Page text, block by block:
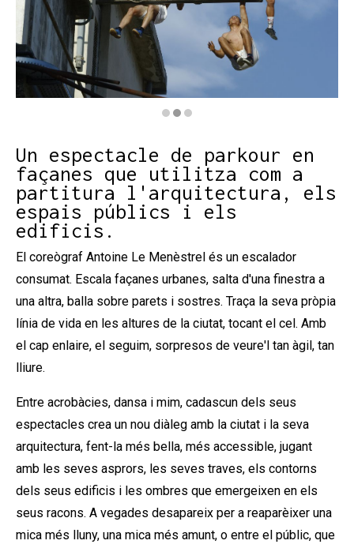
Un espectacle de parkour en
façanes que utilitza com a
partitura l'arquitectura, els
espais públics i els
edificis.
El coreògraf Antoine Le Menèstrel és un escalador
consumat. Escala façanes urbanes, salta d'una finestra a
una altra, balla sobre parets i sostres. Traça la seva pròpia
línia de vida en les altures de la ciutat, tocant el cel. Amb
el cap enlaire, el seguim, sorpresos de veure'l tan àgil, tan
lliure.
Entre acrobàcies, dansa i mim, cadascun dels seus
espectacles crea un nou diàleg amb la ciutat i la seva
arquitectura, fent-la més bella, més accessible, jugant
amb les seves asprors, les seves traves, els contorns
dels seus edificis i les ombres que emergeixen en els
seus racons. A vegades desapareix per a reaparèixer una
mica més lluny, una mica més amunt, o entre el públic, que